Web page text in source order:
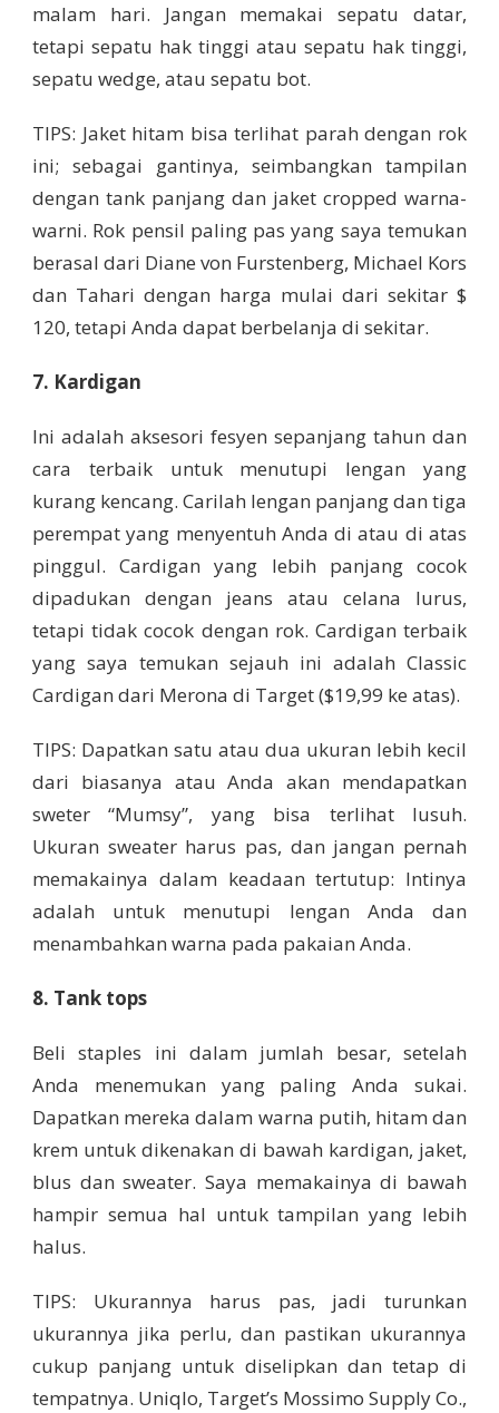
malam hari. Jangan memakai sepatu datar,
tetapi sepatu hak tinggi atau sepatu hak tinggi,
sepatu wedge, atau sepatu bot.
TIPS: Jaket hitam bisa terlihat parah dengan rok
ini; sebagai gantinya, seimbangkan tampilan
dengan tank panjang dan jaket cropped warna-
warni. Rok pensil paling pas yang saya temukan
berasal dari Diane von Furstenberg, Michael Kors
dan Tahari dengan harga mulai dari sekitar $
120, tetapi Anda dapat berbelanja di sekitar.
7. Kardigan
Ini adalah aksesori fesyen sepanjang tahun dan
cara terbaik untuk menutupi lengan yang
kurang kencang. Carilah lengan panjang dan tiga
perempat yang menyentuh Anda di atau di atas
pinggul. Cardigan yang lebih panjang cocok
dipadukan dengan jeans atau celana lurus,
tetapi tidak cocok dengan rok. Cardigan terbaik
yang saya temukan sejauh ini adalah Classic
Cardigan dari Merona di Target ($19,99 ke atas).
TIPS: Dapatkan satu atau dua ukuran lebih kecil
dari biasanya atau Anda akan mendapatkan
sweter “Mumsy”, yang bisa terlihat lusuh.
Ukuran sweater harus pas, dan jangan pernah
memakainya dalam keadaan tertutup: Intinya
adalah untuk menutupi lengan Anda dan
menambahkan warna pada pakaian Anda.
8. Tank tops
Beli staples ini dalam jumlah besar, setelah
Anda menemukan yang paling Anda sukai.
Dapatkan mereka dalam warna putih, hitam dan
krem untuk dikenakan di bawah kardigan, jaket,
blus dan sweater. Saya memakainya di bawah
hampir semua hal untuk tampilan yang lebih
halus.
TIPS: Ukurannya harus pas, jadi turunkan
ukurannya jika perlu, dan pastikan ukurannya
cukup panjang untuk diselipkan dan tetap di
tempatnya. Uniqlo, Target’s Mossimo Supply Co.,